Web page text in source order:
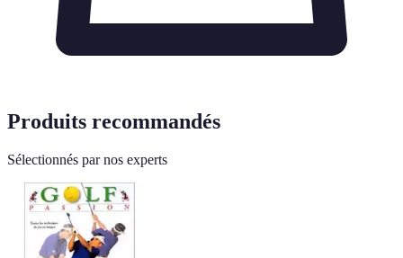
Produits recommandés
Sélectionnés par nos experts